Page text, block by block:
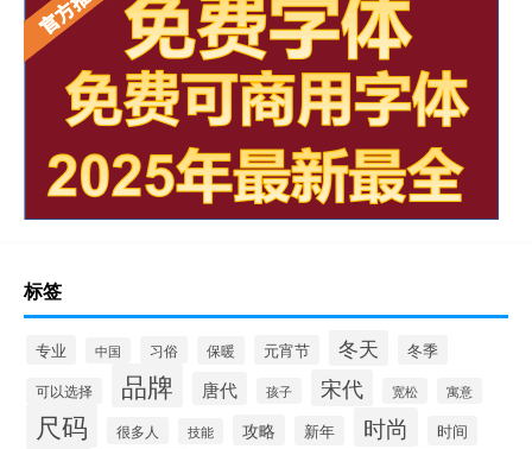
标签
专业 中国 习俗 保暖 元宵节 冬天 冬季
可以选择 品牌 唐代 孩子 宋代 宽松 寓意
尺码 很多人 技能 攻略 新年 时尚 时间